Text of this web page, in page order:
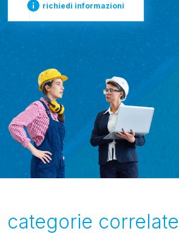
richiedi informazioni
categorie correlate